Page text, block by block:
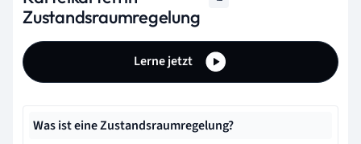
Zustandsraumregelung
Lerne jetzt
Was ist eine Zustandsraumregelung?